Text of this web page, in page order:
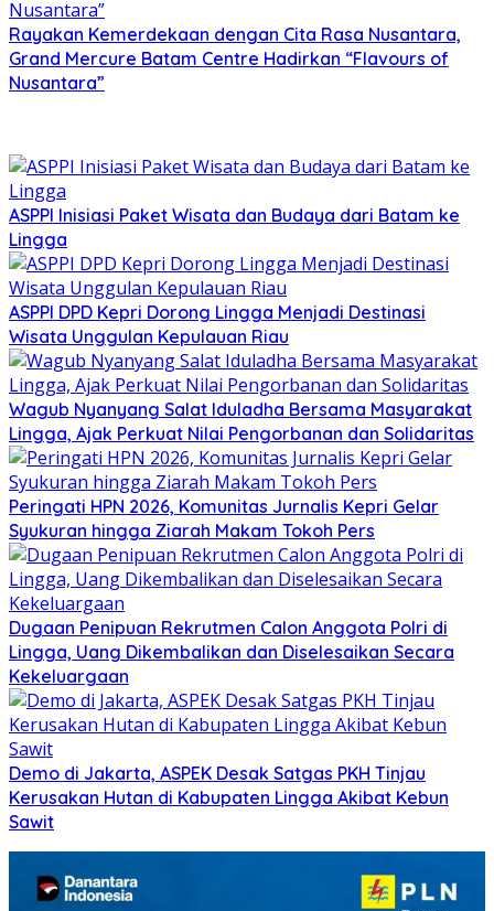
Rayakan Kemerdekaan dengan Cita Rasa Nusantara,
Grand Mercure Batam Centre Hadirkan “Flavours of
Nusantara”
ASPPI Inisiasi Paket Wisata dan Budaya dari Batam ke
Lingga
ASPPI DPD Kepri Dorong Lingga Menjadi Destinasi
Wisata Unggulan Kepulauan Riau
Wagub Nyanyang Salat Iduladha Bersama Masyarakat
Lingga, Ajak Perkuat Nilai Pengorbanan dan Solidaritas
Peringati HPN 2026, Komunitas Jurnalis Kepri Gelar
Syukuran hingga Ziarah Makam Tokoh Pers
Dugaan Penipuan Rekrutmen Calon Anggota Polri di
Lingga, Uang Dikembalikan dan Diselesaikan Secara
Kekeluargaan
Demo di Jakarta, ASPEK Desak Satgas PKH Tinjau
Kerusakan Hutan di Kabupaten Lingga Akibat Kebun
Sawit